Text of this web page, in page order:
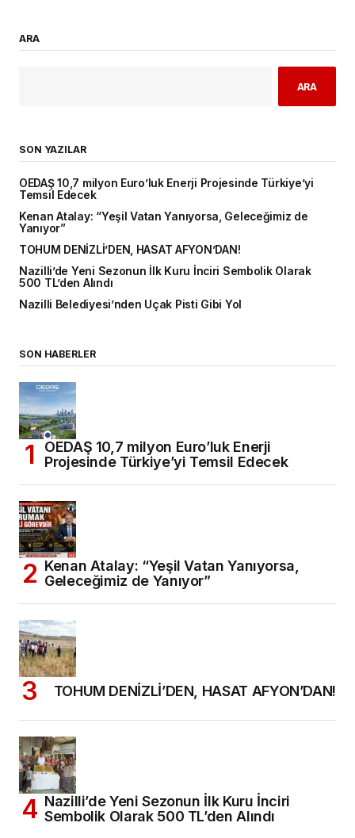
ARA
ARA
SON YAZILAR
OEDAŞ 10,7 milyon Euro’luk Enerji Projesinde Türkiye’yi
Temsil Edecek
Kenan Atalay: “Yeşil Vatan Yanıyorsa, Geleceğimiz de
Yanıyor”
TOHUM DENİZLİ’DEN, HASAT AFYON’DAN!
Nazilli’de Yeni Sezonun İlk Kuru İnciri Sembolik Olarak
500 TL’den Alındı
Nazilli Belediyesi’nden Uçak Pisti Gibi Yol
SON HABERLER
OEDAŞ 10,7 milyon Euro’luk Enerji
Projesinde Türkiye’yi Temsil Edecek
Kenan Atalay: “Yeşil Vatan Yanıyorsa,
Geleceğimiz de Yanıyor”
TOHUM DENİZLİ’DEN, HASAT AFYON’DAN!
Nazilli’de Yeni Sezonun İlk Kuru İnciri
Sembolik Olarak 500 TL’den Alındı